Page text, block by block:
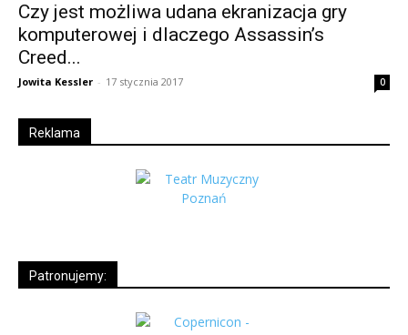
Czy jest możliwa udana ekranizacja gry
komputerowej i dlaczego Assassin’s
Creed...
Jowita Kessler - 17 stycznia 2017 0
Reklama
Patronujemy: